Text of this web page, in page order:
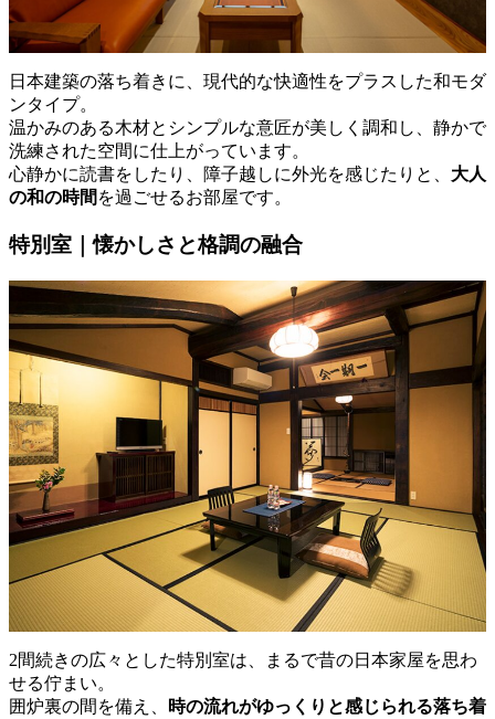
日本建築の落ち着きに、現代的な快適性をプラスした和モダ
ンタイプ。
温かみのある木材とシンプルな意匠が美しく調和し、静かで
洗練された空間に仕上がっています。
心静かに読書をしたり、障子越しに外光を感じたりと、 大人
の和の時間 を過ごせるお部屋です。
特別室｜懐かしさと格調の融合
2間続きの広々とした特別室は、まるで昔の日本家屋を思わ
せる佇まい。
囲炉裏の間を備え、
時の流れがゆっくりと感じられる落ち着